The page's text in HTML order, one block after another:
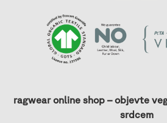
ragwear online shop – objevte
srdcem